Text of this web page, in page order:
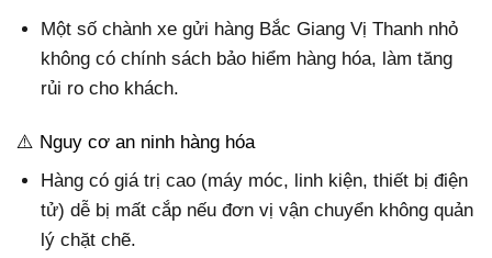
Một số chành xe gửi hàng Bắc Giang Vị Thanh nhỏ
không có chính sách bảo hiểm hàng hóa, làm tăng
rủi ro cho khách.
⚠️ Nguy cơ an ninh hàng hóa
Hàng có giá trị cao (máy móc, linh kiện, thiết bị điện
tử) dễ bị mất cắp nếu đơn vị vận chuyển không quản
lý chặt chẽ.